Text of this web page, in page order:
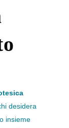
desidera
insieme